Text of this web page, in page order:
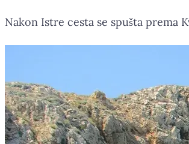
Nakon Istre cesta se spušta prema